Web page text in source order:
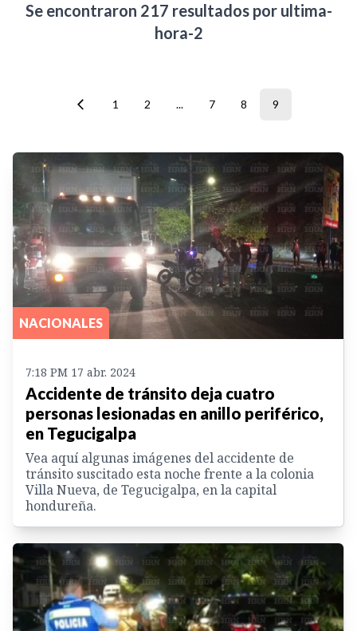
Se encontraron 217 resultados por ultima-
hora-2
1 2 ... 7 8 9
NACIONALES
7:18 PM 17 abr. 2024
Accidente de tránsito deja cuatro
personas lesionadas en anillo periférico,
en Tegucigalpa
Vea aquí algunas imágenes del accidente de
tránsito suscitado esta noche frente a la colonia
Villa Nueva, de Tegucigalpa, en la capital
hondureña.